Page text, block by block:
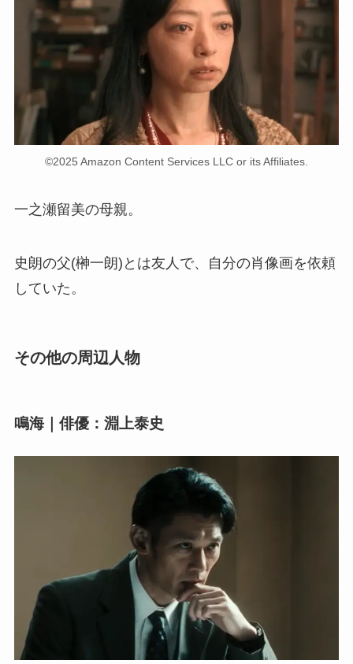
©2025 Amazon Content Services LLC or its Affiliates.
一之瀬留美の母親。
史朗の父(榊一朗)とは友人で、自分の肖像画を依頼
していた。
その他の周辺人物
鳴海｜俳優：淵上泰史